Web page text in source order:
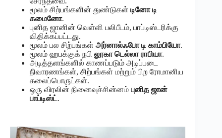
மூலம் சிற்பங்களின் துண்டுகள் டினோ டி
கமைனோ.
புனித ஜானின் வெள்ளி பலிபீடம், பாப்டிஸ்டரிக்கு
விதிக்கப்பட்டது.
மூலம் பல சிற்பங்கள் அர்னால்ஃபோ டி காம்பியோ.
மூலம் ஹபக்குக் நபி லூகா டெல்லா ராபியா.
அடித்தளங்களில் காணப்படும் அடிப்படை
நிவாரணங்கள், சிற்பங்கள் மற்றும் பிற ரோமானிய
கலைப்பொருட்கள்.
ஒரு விரலின் நினைவுச்சின்னம் புனித ஜான்
பாப்டிஸ்ட் .